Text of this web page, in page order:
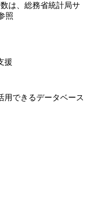
は、総務省統計局サ
照
援
用できるデータベース